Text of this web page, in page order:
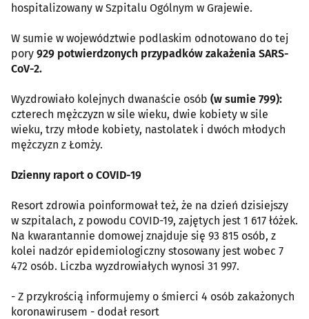
hospitalizowany w Szpitalu Ogólnym w Grajewie.
W sumie w województwie podlaskim odnotowano do tej
pory 929 potwierdzonych przypadków zakażenia SARS-
CoV-2.
Wyzdrowiało kolejnych dwanaście osób (w sumie 799):
czterech mężczyzn w sile wieku, dwie kobiety w sile
wieku, trzy młode kobiety, nastolatek i dwóch młodych
mężczyzn z Łomży.
Dzienny raport o COVID-19
Resort zdrowia poinformował też, że na dzień dzisiejszy
w szpitalach, z powodu COVID-19, zajętych jest 1 617 łóżek.
Na kwarantannie domowej znajduje się 93 815 osób, z
kolei nadzór epidemiologiczny stosowany jest wobec 7
472 osób. Liczba wyzdrowiałych wynosi 31 997.
- Z przykrością informujemy o śmierci 4 osób zakażonych
koronawirusem - dodał resort